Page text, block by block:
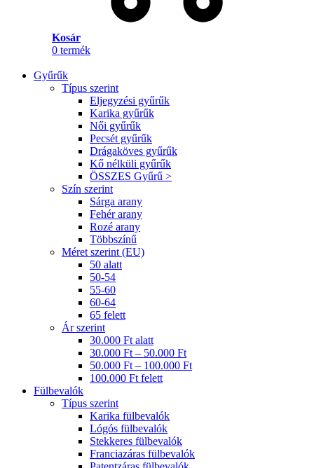
Kosár
0 termék
Gyűrűk
Típus szerint
Eljegyzési gyűrűk
Karika gyűrűk
Női gyűrűk
Pecsét gyűrűk
Drágaköves gyűrűk
Kő nélküli gyűrűk
ÖSSZES Gyűrű >
Szín szerint
Sárga arany
Fehér arany
Rozé arany
Többszínű
Méret szerint (EU)
50 alatt
50-54
55-60
60-64
65 felett
Ár szerint
30.000 Ft alatt
30.000 Ft – 50.000 Ft
50.000 Ft – 100.000 Ft
100.000 Ft felett
Fülbevalók
Típus szerint
Karika fülbevalók
Lógós fülbevalók
Stekkeres fülbevalók
Franciazáras fülbevalók